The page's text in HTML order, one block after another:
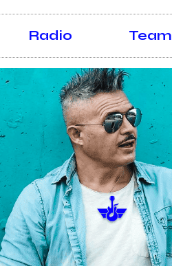
Radio Team